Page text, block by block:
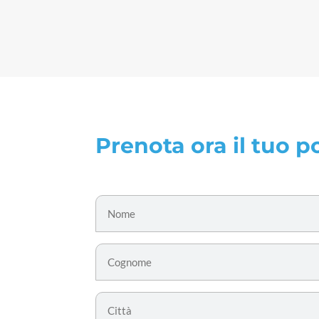
Prenota ora il tuo
Nome
Cognome
Citta'